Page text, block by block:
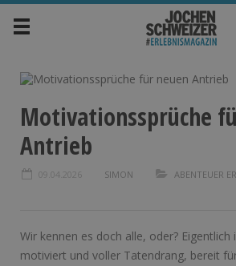
Motivationssprüche
Antrieb
09.04.2026 SIMON
ABENTEUER
Wir kennen es doch alle, oder? Eigentlich
motiviert und voller Tatendrang, bereit